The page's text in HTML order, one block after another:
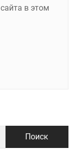
в этом